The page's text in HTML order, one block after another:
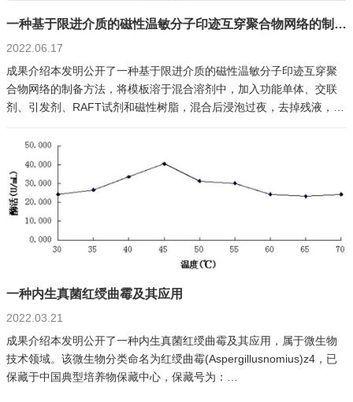
一种基于限进介质的磁性温敏分子印迹互穿聚合物网络的制备方法
2022.06.17
成果介绍本发明公开了一种基于限进介质的磁性温敏分子印迹互穿聚
合物网络的制备方法，将模板溶于混合溶剂中，加入功能单体、交联
剂、引发剂、RAFT试剂和磁性树脂，混合后浸泡过夜，去掉残液，加
烷和丙酮的混合液、乙腈、甲醇和乙酸的混合液洗脱至检测不到模板
的存在，最后将磁性温敏分子印迹互穿聚合物网络置于高氯酸水溶液
反应后用去离子水洗至中性，烘干，即得基于限进介质的磁性温敏分
子印迹互穿聚合物网络。本发明提供的方法采用双模板制备得到具有
限进介质的印迹聚合物，具有良好的特异性吸附的性能，同时具有显
著的超顺磁性，无剩磁、磁滞和矫顽磁力及温敏性和稳定性。成果信
息专利类型： 发明授权申请号：CN201811633413.8 申请（专利权）
人：武夷学院发明人：廖素兰、翁器林、孙永健
一种内生真菌红绶曲霉及其应用
2022.03.21
成果介绍本发明公开了一种内生真菌红绶曲霉及其应用，属于微生物
技术领域。该微生物分类命名为红绶曲霉(Aspergillusnomius)z4，已
保藏于中国典型培养物保藏中心，保藏号为：